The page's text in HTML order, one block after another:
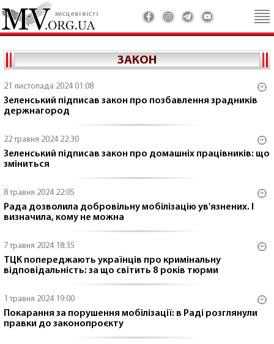
місцеві вісті
ЗАКОН
21 листопада 2024 01:08
Зеленський підписав закон про позбавлення зрадників
держнагород
22 травня 2024 22:30
Зеленський підписав закон про домашніх працівників: що
зміниться
8 травня 2024 22:05
Рада дозволила добровільну мобілізацію ув'язнених. І
визначила, кому не можна
7 травня 2024 18:35
ТЦК попереджають українців про кримінальну
відповідальність: за що світить 8 років тюрми
1 травня 2024 19:00
Покарання за порушення мобілізації: в Раді розглянули
правки до законопроєкту